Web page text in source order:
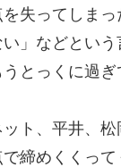
失ってしま
」などという
とっくに過ぎ
ト、平井、松
締めくくっ